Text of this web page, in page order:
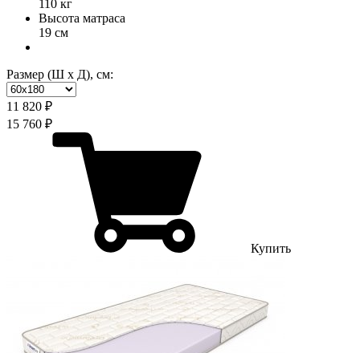
110 кг
Высота матраса
19 см
Размер (Ш х Д), см:
11 820 ₽
15 760 ₽
Купить